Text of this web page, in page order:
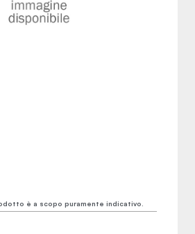
è a scopo puramente indicativo.